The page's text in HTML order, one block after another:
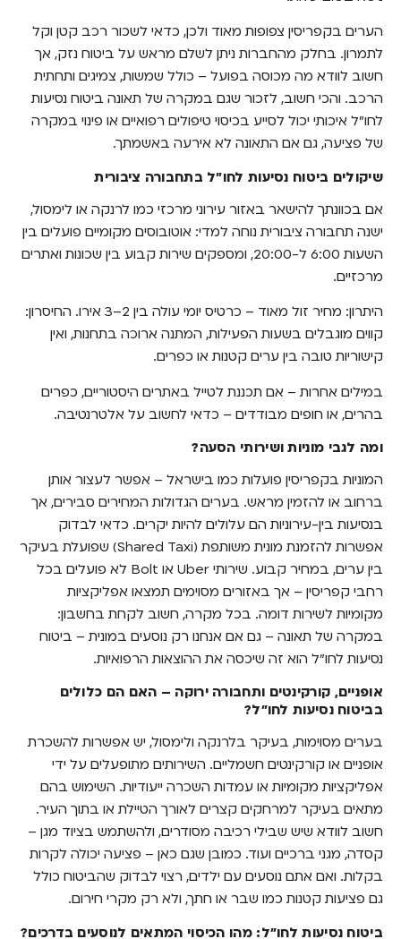
הערים בקפריסין צפופות מאוד ולכן, כדאי לשכור רכב קטן וקל
לתמרון. בחלק מהחברות ניתן לשלם מראש על ביטוח נזק, אך
חשוב לוודא מה מכוסה בפועל – כולל שמשות, צמיגים ותחתית
הרכב. והכי חשוב, לזכור שגם במקרה של תאונה ביטוח נסיעות
לחו"ל איכותי יכול לסייע בכיסוי טיפולים רפואיים או פינוי במקרה
של פציעה, גם אם התאונה לא אירעה באשמתך.
שיקולים ביטוח נסיעות לחו"ל בתחבורה ציבורית
אם בכוונתך להישאר באזור עירוני מרכזי כמו לרנקה או לימסול,
ישנה תחבורה ציבורית נוחה למדי: אוטובוסים מקומיים פועלים בין
השעות 6:00 ל-20:00, ומספקים שירות קבוע בין שכונות ואתרים
מרכזיים.
היתרון: מחיר זול מאוד – כרטיס יומי עולה בין 2–3 אירו. החיסרון:
קווים מוגבלים בשעות הפעילות, המתנה ארוכה בתחנות, ואין
קישוריות טובה בין ערים קטנות או כפרים.
במילים אחרות – אם תכננת לטייל באתרים היסטוריים, כפרים
בהרים, או חופים מבודדים – כדאי לחשוב על אלטרנטיבה.
ומה לגבי מוניות ושירותי הסעה?
המוניות בקפריסין פועלות כמו בישראל – אפשר לעצור אותן
ברחוב או להזמין מראש. בערים הגדולות המחירים סבירים, אך
בנסיעות בין-עירוניות הם עלולים להיות יקרים. כדאי לבדוק
אפשרות להזמנת מונית משותפת (Shared Taxi) שפועלת בעיקר
בין ערים, במחיר קבוע. שירותי Uber או Bolt לא פועלים בכל
רחבי קפריסין – אך באזורים מסוימים תמצאו אפליקציות
מקומיות לשירות דומה. בכל מקרה, חשוב לקחת בחשבון:
במקרה של תאונה – גם אם אנחנו רק נוסעים במונית – ביטוח
נסיעות לחו"ל הוא זה שיכסה את ההוצאות הרפואיות.
אופניים, קורקינטים ותחבורה ירוקה – האם הם כלולים
בביטוח נסיעות לחו"ל?
בערים מסוימות, בעיקר בלרנקה ולימסול, יש אפשרות להשכרת
אופניים או קורקינטים חשמליים. השירותים מתופעלים על ידי
אפליקציות מקומיות או עמדות השכרה ייעודיות. השימוש בהם
מתאים בעיקר למרחקים קצרים לאורך הטיילת או בתוך העיר.
חשוב לוודא שיש שבילי רכיבה מסודרים, ולהשתמש בציוד מגן –
קסדה, מגני ברכיים ועוד. כמובן שגם כאן – פציעה יכולה לקרות
בקלות. ואם אתם נוסעים עם ילדים, רצוי לבדוק שהביטוח כולל
גם פציעות קטנות כמו שבר או חתך, ולא רק מקרי חירום.
ביטוח נסיעות לחו"ל: מהו הכיסוי המתאים לנוסעים בדרכים?